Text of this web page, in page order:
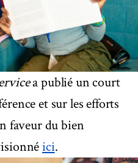
a publié un court
et sur les efforts
faveur du bien
ici.